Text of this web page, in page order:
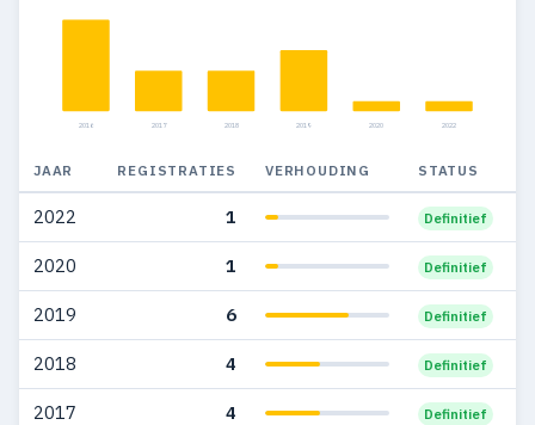
2004 31 1
2003 25 6
2002 4 1
2000 2 —
1999 1 —
2016 2017 2018 2019 2020 2022
JAAR REGISTRATIES VERHOUDING STATUS
2022 1 Definitief
2020 1 Definitief
2019 6 Definitief
2018 4 Definitief
2017 4 Definitief